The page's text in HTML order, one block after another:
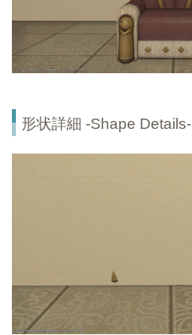
形状詳細 -Shape Details-